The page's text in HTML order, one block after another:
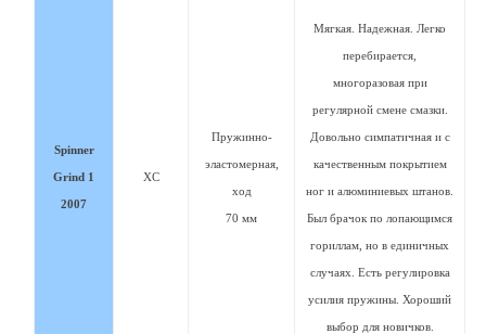
Spinner
Grind 1
2007
XC
Пружинно-
эластомерная,
ход
70 мм
Мягкая. Надежная. Легко
перебирается,
многоразовая при
регулярной смене смазки.
Довольно симпатичная и с
качественным покрытием
ног и алюминиевых штанов.
Был брачок по лопающимся
гориллам, но в единичных
случаях. Есть регулировка
усилия пружины. Хороший
выбор для новичков.